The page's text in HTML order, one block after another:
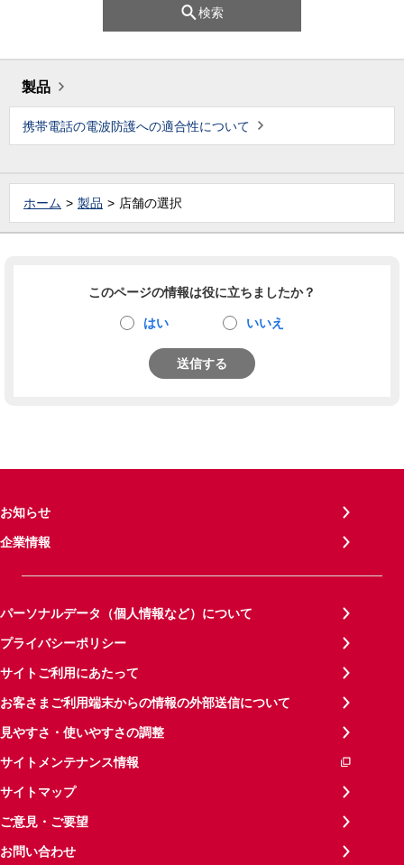
検索
製品
携帯電話の電波防護への適合性について
ホーム 製品 店舗の選択
このページの情報は役に立ちましたか？
はい いいえ
送信する
お知らせ
企業情報
パーソナルデータ（個人情報など）について
プライバシーポリシー
サイトご利用にあたって
お客さまご利用端末からの情報の外部送信について
見やすさ・使いやすさの調整
サイトメンテナンス情報
サイトマップ
ご意見・ご要望
お問い合わせ